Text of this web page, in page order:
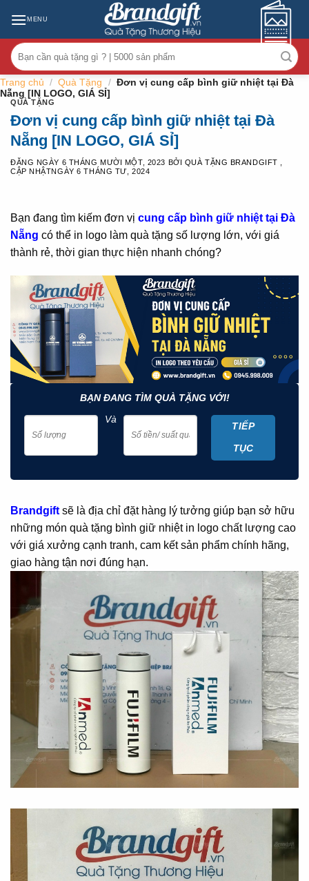
content
MENU
Tìm
kiếm:
Trang chủ / Quà Tặng / Đơn vị cung cấp bình giữ nhiệt tại Đà
Nẵng [IN LOGO, GIÁ SỈ]
QUÀ TẶNG
Đơn vị cung cấp bình giữ nhiệt tại Đà
Nẵng [IN LOGO, GIÁ SỈ]
ĐĂNG NGÀY 6 THÁNG MƯỜI MỘT, 2023 BỞI QUÀ TẶNG BRANDGIFT
CẬP NHẬTNGÀY6 THÁNG TƯ, 2024
Bạn đang tìm kiếm đơn vị cung cấp bình giữ nhiệt tại Đà
Nẵng có thể in logo làm quà tặng số lượng lớn, với giá
thành rẻ, thời gian thực hiện nhanh chóng?
BẠN ĐANG TÌM QUÀ TẶNG VỚI!
Và
TIẾP
TỤC
Brandgift sẽ là địa chỉ đặt hàng lý tưởng giúp bạn sở hữu
những món quà tặng bình giữ nhiệt in logo chất lượng cao
với giá xưởng cạnh tranh, cam kết sản phẩm chính hãng,
giao hàng tận nơi đúng hạn.